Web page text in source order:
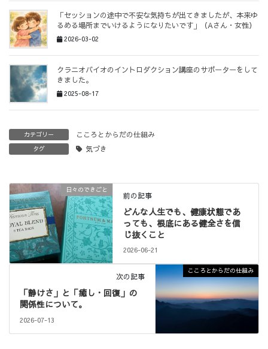
「セッションの途中で不安な気持ちが出てきましたが、本来ゆ
るめる場所までいけるようになりたいです」（Aさん・女性）
2026-03-02
クラニオバイオのイントロダクション講座のサポーターをして
きました。
2025-08-17
カテゴリー こころとからだの仕組み
タグ 気づき
日々のできごと
前の記事
どんな人生でも、健康状態であ
っても、根底にある健全さを信
じ抜くこと
2026-06-21
こころとからだの仕組み
次の記事
「静けさ」と「癒し・回復」の
関係性について。
2026-07-13